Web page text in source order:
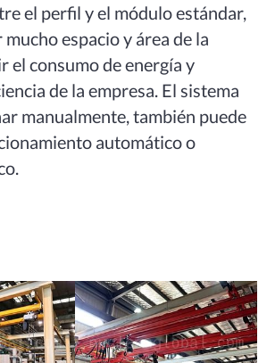
el perfil y el módulo estándar,
espacio y área de la
el consumo de energía y
de la empresa. El sistema
manualmente, también puede
automático o